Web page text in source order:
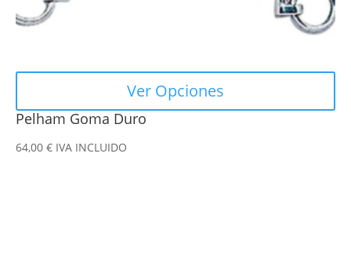
Pelham Goma Duro
64,00 € IVA INCLUIDO
Ver Opciones
página
de